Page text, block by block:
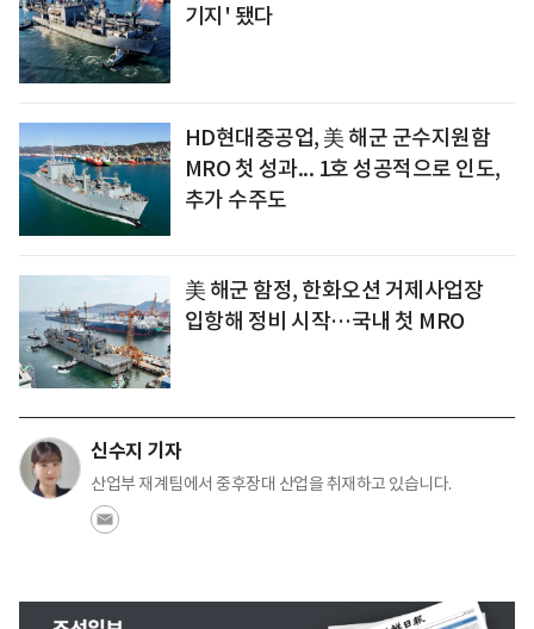
기지' 됐다
HD현대중공업, 美 해군 군수지원함
MRO 첫 성과... 1호 성공적으로 인도,
추가 수주도
美 해군 함정, 한화오션 거제사업장
입항해 정비 시작…국내 첫 MRO
신수지 기자
산업부 재계팀에서 중후장대 산업을 취재하고 있습니다.